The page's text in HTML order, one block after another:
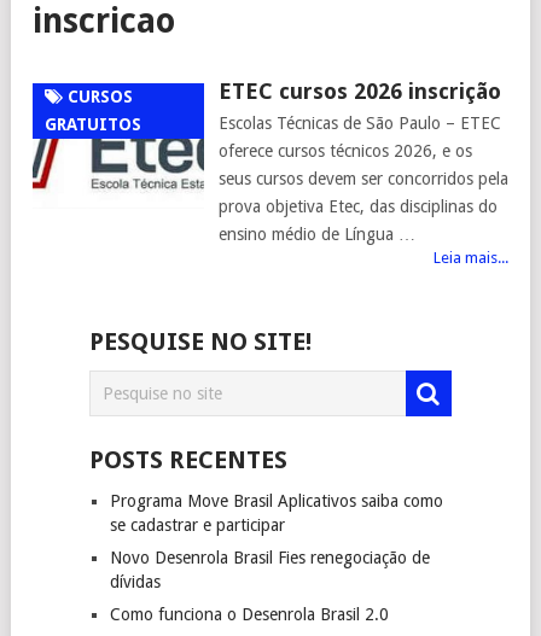
inscricao
CURSOS
GRATUITOS
ETEC cursos 2026 inscrição
Escolas Técnicas de São Paulo – ETEC
oferece cursos técnicos 2026, e os
seus cursos devem ser concorridos pela
prova objetiva Etec, das disciplinas do
ensino médio de Língua …
Leia mais...
PESQUISE NO SITE!
POSTS RECENTES
Programa Move Brasil Aplicativos saiba como
se cadastrar e participar
Novo Desenrola Brasil Fies renegociação de
dívidas
Como funciona o Desenrola Brasil 2.0